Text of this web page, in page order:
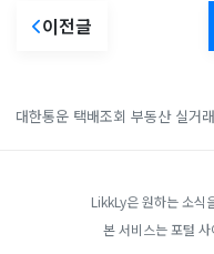
이전글
대한통운 택배조회 부동산 실거
LikkLy은 원하는 소식
본 서비스는 포털